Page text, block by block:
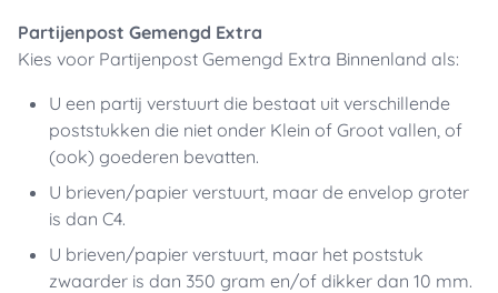
Partijenpost Gemengd Extra
Kies voor Partijenpost Gemengd Extra Binnenland als:
U een partij verstuurt die bestaat uit verschillende
poststukken die niet onder Klein of Groot vallen, of
(ook) goederen bevatten.
U brieven/papier verstuurt, maar de envelop groter
is dan C4.
U brieven/papier verstuurt, maar het poststuk
zwaarder is dan 350 gram en/of dikker dan 10 mm.